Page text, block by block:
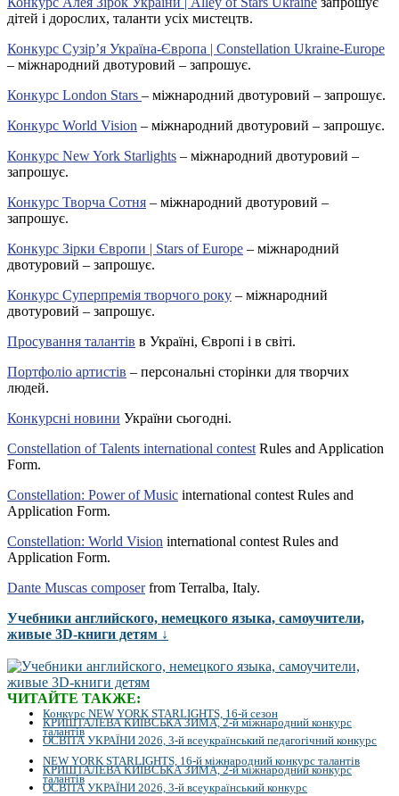
дітей і дорослих, таланти усіх мистецтв.
Конкурс Сузір’я Україна-Європа | Constellation Ukraine-Europe
– міжнародний двотуровий – запрошує.
Конкурс London Stars – міжнародний двотуровий – запрошує.
Конкурс World Vision – міжнародний двотуровий – запрошує.
Конкурс New York Starlights – міжнародний двотуровий –
запрошує.
Конкурс Творча Сотня – міжнародний двотуровий –
запрошує.
Конкурс Зірки Європи | Stars of Europe – міжнародний
двотуровий – запрошує.
Конкурс Суперпремія творчого року – міжнародний
двотуровий – запрошує.
Просування талантів в Україні, Європі і в світі.
Портфоліо артистів – персональні сторінки для творчих
людей.
Конкурсні новини України сьогодні.
Constellation of Talents international contest Rules and Application
Form.
Constellation: Power of Music international contest Rules and
Application Form.
Constellation: World Vision international contest Rules and
Application Form.
Dante Muscas composerfrom Terralba, Italy.
Учебники английского, немецкого языка, самоучители,
живые 3D-книги детям ↓
ЧИТАЙТЕ ТАКЖЕ:
Конкурс NEW YORK STARLIGHTS, 16-й сезон
КРИШТАЛЕВА КИЇВСЬКА ЗИМА, 2-й міжнародний конкурс
талантів
ОСВІТА УКРАЇНИ 2026, 3-й всеукраїнський педагогічний конкурс
NEW YORK STARLIGHTS, 16-й міжнародний конкурс талантів
КРИШТАЛЕВА КИЇВСЬКА ЗИМА, 2-й міжнародний конкурс
талантів
ОСВІТА УКРАЇНИ 2026, 3-й всеукраїнський конкурс